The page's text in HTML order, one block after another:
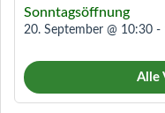
Sonntagsöffnung
20. September @ 10:30 -
Alle